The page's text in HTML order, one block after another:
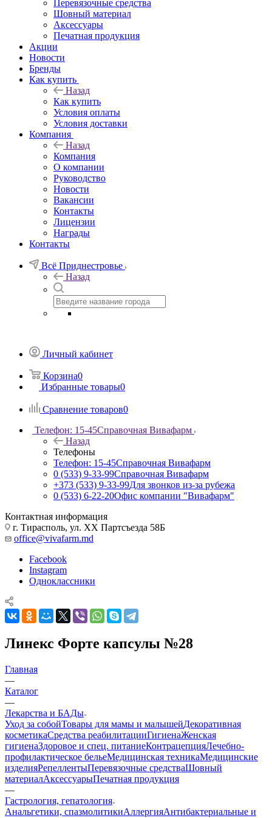
Перевязочные средства
Шовный материал
Аксессуары
Печатная продукция
Акции
Новости
Бренды
Как купить
Назад
Как купить
Условия оплаты
Условия доставки
Компания
Назад
Компания
О компании
Руководство
Новости
Вакансии
Контакты
Лицензии
Награды
Контакты
Всё Приднестровье
Назад
Личный кабинет
Корзина0
Избранные товары0
Сравнение товаров0
Телефон: 15-45Справочная Вивафарм
Назад
Телефоны
Телефон: 15-45Справочная Вивафарм
0 (533) 9-33-99Справочная Вивафарм
+373 (533) 9-33-99Для звонков из-за рубежа
0 (533) 6-22-20Офис компании "Вивафарм"
Контактная информация
г. Тирасполь, ул. ХХ Партсъезда 58Б
office@vivafarm.md
Facebook
Instagram
Одноклассники
Линекс Форте капсулы №28
Главная
—
Каталог
—
Лекарства и БАДы
Уход за собойТовары для мамы и малышейДекоративная
косметикаСредства реабилитацииГигиенаЖенская
гигиенаЗдоровое и спец. питаниеКонтрацепцияЛечебно-
профилактическое бельеМедицинская техникаМедицинские
изделияРепеллентыПеревязочные средстваШовный
материалАксессуарыПечатная продукция
—
Гастрология, гепатология
Анальгетики, спазмолитикиАллергияАнтибактериальные и